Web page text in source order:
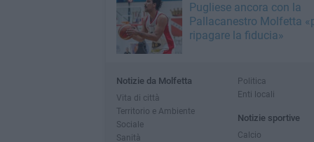
Pugliese ancora con la
Pallacanestro Molfetta
ripagare la fiducia»
Notizie da Molfetta
Vita di città
Territorio e Ambiente
Sociale
Sanità
Politica
Enti locali
Notizie sportive
Calcio